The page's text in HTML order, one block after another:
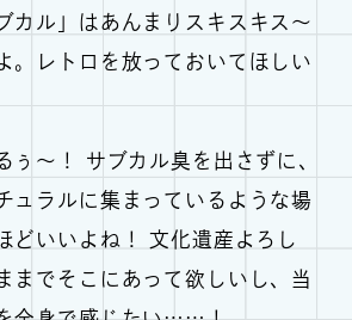
カル」はあんまりスキスキス〜
。レトロを放っておいてほしい
ぅ～！ サブカル臭を出さずに、
ュラルに集まっているような場
どいいよね！ 文化遺産よろし
までそこにあって欲しいし、当